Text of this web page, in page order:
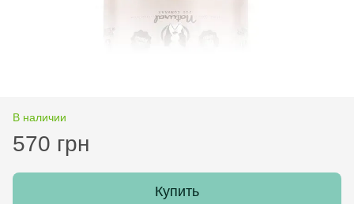
В наличии
570 грн
Купить